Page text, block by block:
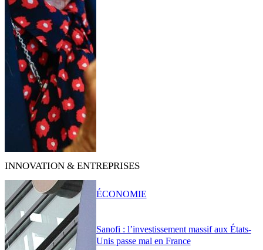
INNOVATION & ENTREPRISES
Sanofi : l’investissement massif aux États-
Unis passe mal en France
ÉCONOMIE